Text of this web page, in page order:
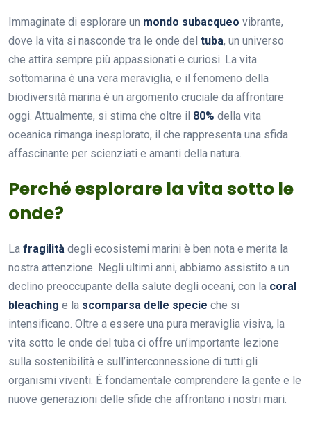
Immaginate di esplorare un mondo subacqueo vibrante,
dove la vita si nasconde tra le onde del tuba, un universo
che attira sempre più appassionati e curiosi. La vita
sottomarina è una vera meraviglia, e il fenomeno della
biodiversità marina è un argomento cruciale da affrontare
oggi. Attualmente, si stima che oltre il 80% della vita
oceanica rimanga inesplorato, il che rappresenta una sfida
affascinante per scienziati e amanti della natura.
Perché esplorare la vita sotto le
onde?
La fragilità degli ecosistemi marini è ben nota e merita la
nostra attenzione. Negli ultimi anni, abbiamo assistito a un
declino preoccupante della salute degli oceani, con la coral
bleaching e la scomparsa delle specie che si
intensificano. Oltre a essere una pura meraviglia visiva, la
vita sotto le onde del tuba ci offre un’importante lezione
sulla sostenibilità e sull’interconnessione di tutti gli
organismi viventi. È fondamentale comprendere la gente e le
nuove generazioni delle sfide che affrontano i nostri mari.